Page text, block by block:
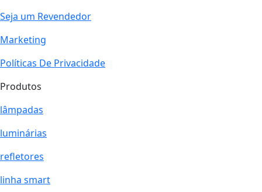
Seja um Revendedor
Marketing
Políticas De Privacidade
Produtos
lâmpadas
luminárias
refletores
linha smart